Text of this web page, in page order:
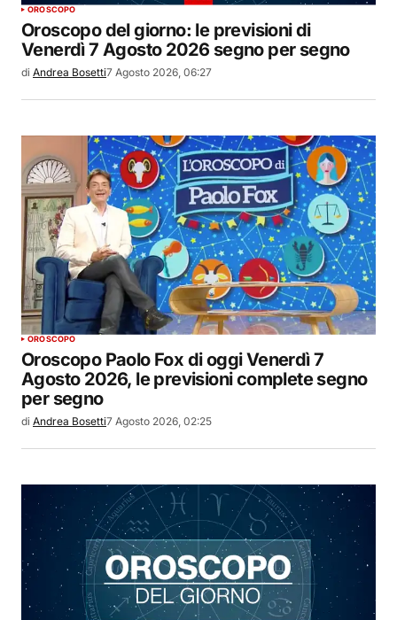
OROSCOPO
Oroscopo del giorno: le previsioni di
Venerdì 7 Agosto 2026 segno per segno
di Andrea Bosetti7 Agosto 2026, 06:27
OROSCOPO
Oroscopo Paolo Fox di oggi Venerdì 7
Agosto 2026, le previsioni complete segno
per segno
di Andrea Bosetti7 Agosto 2026, 02:25